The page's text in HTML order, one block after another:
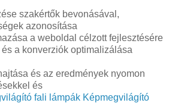
szakértők bevonásával,
azonosítása
a weboldal célzott fejlesztésére
a konverziók optimalizálása
és az eredmények nyomon
és
fali lámpák Képmegvilágító